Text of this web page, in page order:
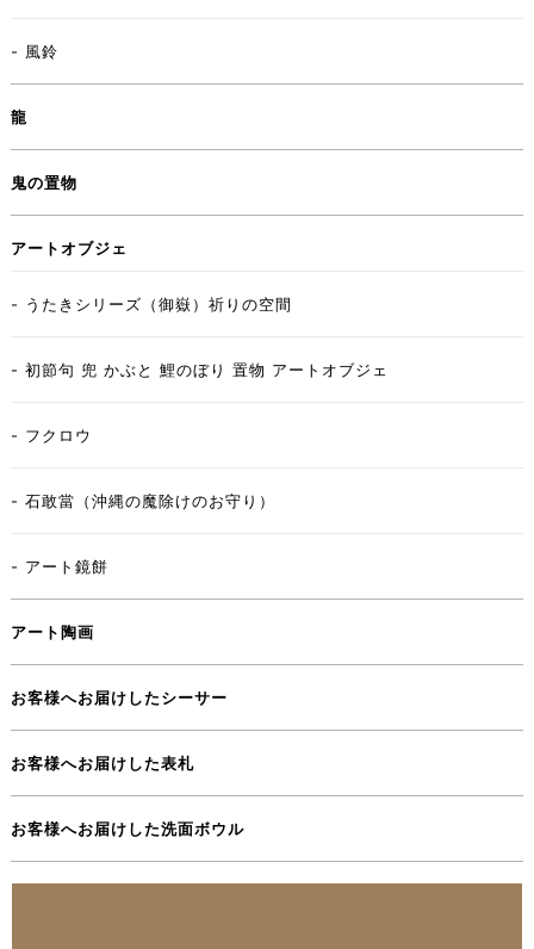
- 風鈴
龍
鬼の置物
アートオブジェ
- うたきシリーズ（御嶽）祈りの空間
- 初節句 兜 かぶと 鯉のぼり 置物 アートオブジェ
- フクロウ
- 石敢當（沖縄の魔除けのお守り）
- アート鏡餅
アート陶画
お客様へお届けしたシーサー
お客様へお届けした表札
お客様へお届けした洗面ボウル